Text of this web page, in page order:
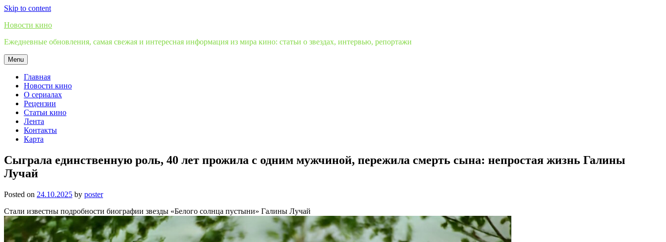
Skip to content
Новости кино
Ежедневные обновления, самая свежая и интересная информация из мира кино: статьи о звездах, интервью, репортажи
Menu
Главная
Новости кино
О сериалах
Рецензии
Статьи кино
Лента
Контакты
Карта
Сыграла единственную роль, 40 лет прожила с одним мужчиной, пережила смерть сына: непростая жизнь Галины
Лучай
Posted on 24.10.2025 by poster
Стали известны подробности биографии звезды «Белого солнца пустыни» Галины Лучай